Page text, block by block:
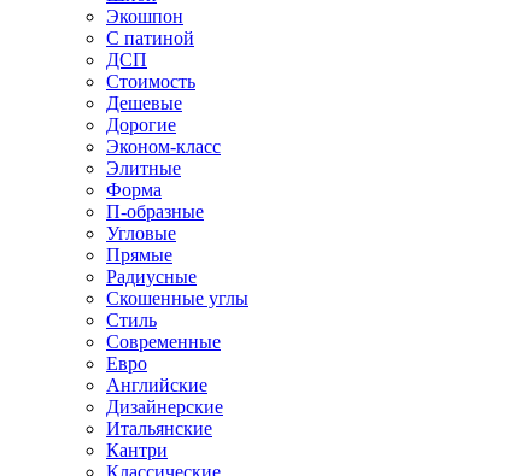
Экошпон
С патиной
ДСП
Стоимость
Дешевые
Дорогие
Эконом-класс
Элитные
Форма
П-образные
Угловые
Прямые
Радиусные
Скошенные углы
Стиль
Современные
Евро
Английские
Дизайнерские
Итальянские
Кантри
Классические